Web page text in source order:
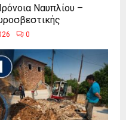
Ναυπλίου –
0